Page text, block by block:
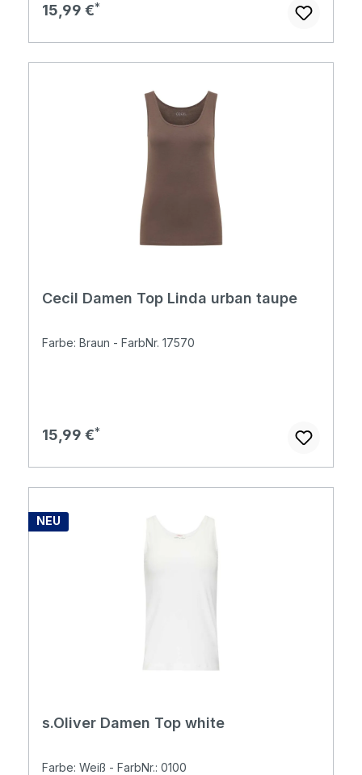
Regulärer Preis:
15,99 €
Cecil Damen Top Linda urban taupe
Farbe: Braun - FarbNr. 17570
Regulärer Preis:
15,99 €
NEU
s.Oliver Damen Top white
Farbe: Weiß - FarbNr.: 0100